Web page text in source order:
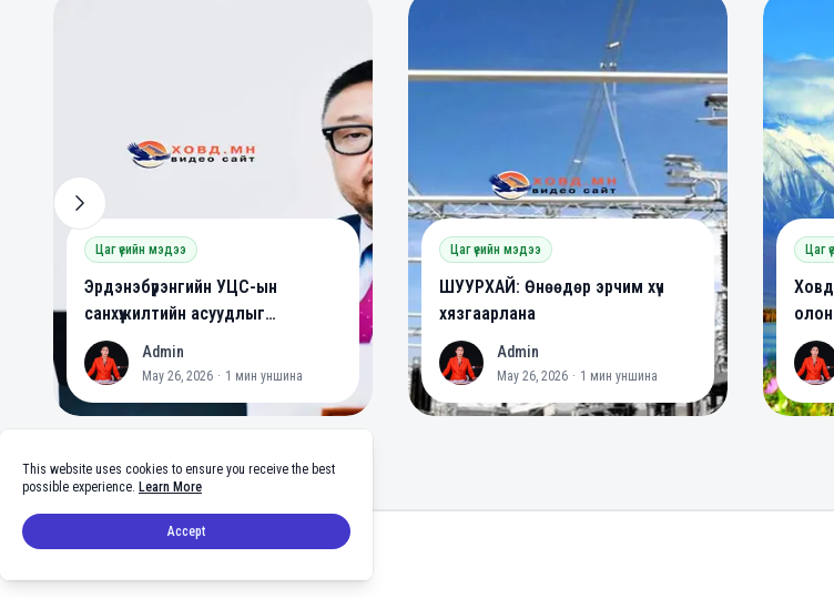
Цаг үеийн мэдээ
Эрдэнэбүрэнгийн УЦС-ын
санхүүжилтийн асуудлыг
шийдвэрлэлээ
A
Admin
May 26, 2026 · 1 мин уншина
Цаг үеийн мэдээ
ШУУРХАЙ: Өнөөдөр эрчим хүч
хязгаарлана
A Admin
May 26, 2026 · 1 мин уншина
Цаг
A
Footer
This website uses cookies to ensure you receive the best
possible experience. Learn More
Accept